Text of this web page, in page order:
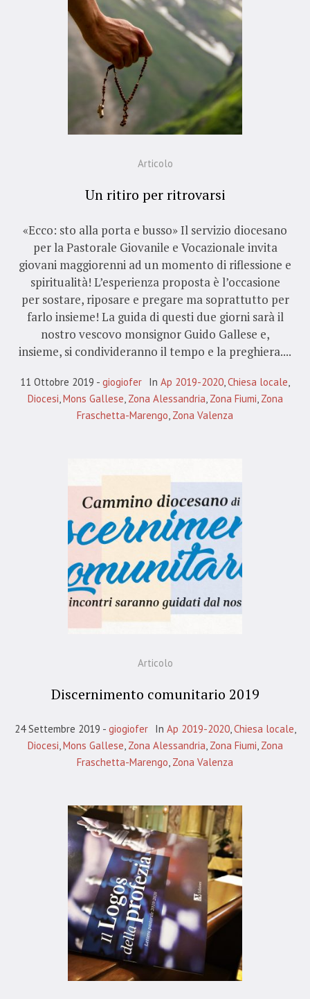
Articolo
Un ritiro per ritrovarsi
«Ecco: sto alla porta e busso» Il servizio diocesano
per la Pastorale Giovanile e Vocazionale invita
giovani maggiorenni ad un momento di riflessione e
spiritualità! L’esperienza proposta è l’occasione
per sostare, riposare e pregare ma soprattutto per
farlo insieme! La guida di questi due giorni sarà il
nostro vescovo monsignor Guido Gallese e,
insieme, si condivideranno il tempo e la preghiera....
11 Ottobre 2019 giogiofer In Ap 2019-2020,Chiesa locale,
Diocesi,Mons Gallese, Zona Alessandria, Zona Fiumi, Zona
Fraschetta-Marengo, Zona Valenza
Articolo
Discernimento comunitario 2019
24 Settembre 2019 giogiofer In Ap 2019-2020,Chiesa locale,
Diocesi,Mons Gallese, Zona Alessandria, Zona Fiumi, Zona
Fraschetta-Marengo, Zona Valenza